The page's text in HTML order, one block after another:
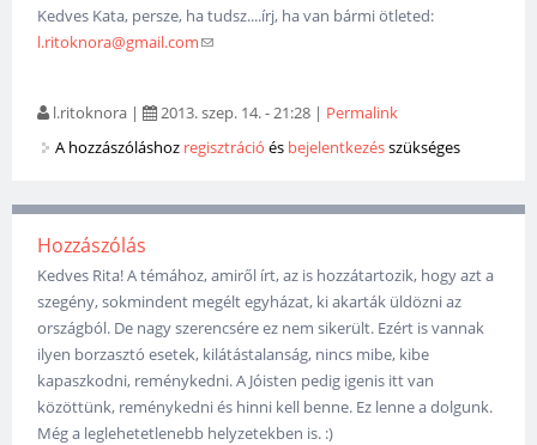
Kedves Kata, persze, ha tudsz....írj, ha van bármi ötleted:
l.ritoknora@gmail.com(link sends e-mail)
l.ritoknora | 2013. szep. 14. - 21:28 | Permalink
A hozzászóláshoz regisztráció és bejelentkezésszükséges
Hozzászólás
Kedves Rita! A témához, amiről írt, az is hozzátartozik, hogy azt a
szegény, sokmindent megélt egyházat, ki akarták üldözni az
országból. De nagy szerencsére ez nem sikerült. Ezért is vannak
ilyen borzasztó esetek, kilátástalanság, nincs mibe, kibe
kapaszkodni, reménykedni. A Jóisten pedig igenis itt van
közöttünk, reménykedni és hinni kell benne. Ez lenne a dolgunk.
Még a leglehetetlenebb helyzetekben is. :)